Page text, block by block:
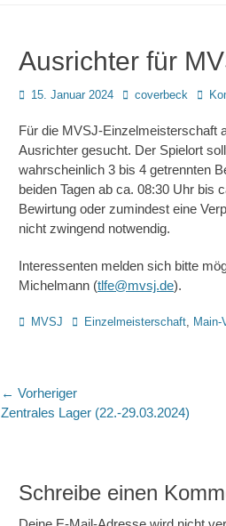
Ausrichter für
Posted
15. Januar 2024 Autorcoverbeck
Für die MVSJ-Einzelmeisterschaft
Ausrichter gesucht. Der Spielort
wahrscheinlich 3 bis 4 getrennten
beiden Tagen ab ca. 08:30 Uhr bis
Bewirtung oder zumindest eine
nicht zwingend notwendig.
Interessenten melden sich bitte
Michelmann (tlfe@mvsj.de).
Kategorien
MVSJ Schlagworte
Einzelmeisterschaft, Main-
Beitragsnavigation
← Vorheriger
Vorheriger
Zentrales Lager (22.-29.03.2024)
Schreibe einen